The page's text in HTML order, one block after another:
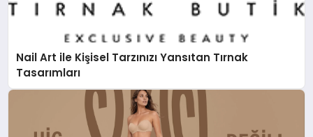
Nail Art ile Kişisel Tarzınızı Yansıtan Tırnak
Tasarımları